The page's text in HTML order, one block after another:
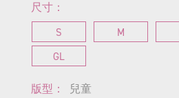
尺寸：
S M
GL
版型： 兒童